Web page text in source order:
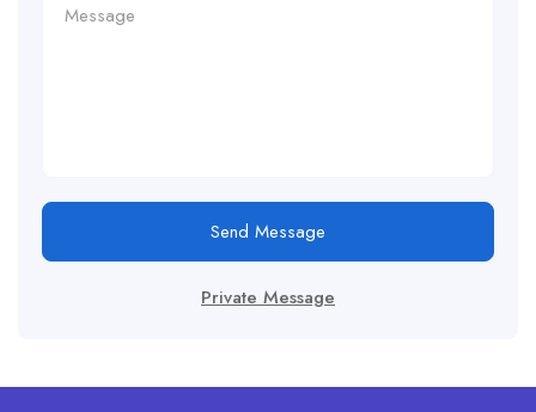
Send Message
Private Message